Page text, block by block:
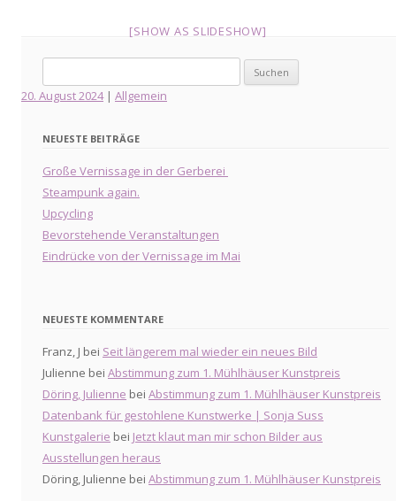
[SHOW AS SLIDESHOW]
20. August 2024| Allgemein
nach:
NEUESTE BEITRÄGE
Große Vernissage in der Gerberei
Steampunk again.
Upcycling
Bevorstehende Veranstaltungen
Eindrücke von der Vernissage im Mai
NEUESTE KOMMENTARE
Franz, J bei Seit längerem mal wieder ein neues Bild
Julienne bei Abstimmung zum 1. Mühlhäuser Kunstpreis
Döring, Julienne bei Abstimmung zum 1. Mühlhäuser Kunstpreis
Datenbank für gestohlene Kunstwerke | Sonja Suss
Kunstgalerie bei Jetzt klaut man mir schon Bilder aus
Ausstellungen heraus
Döring, Julienne bei Abstimmung zum 1. Mühlhäuser Kunstpreis